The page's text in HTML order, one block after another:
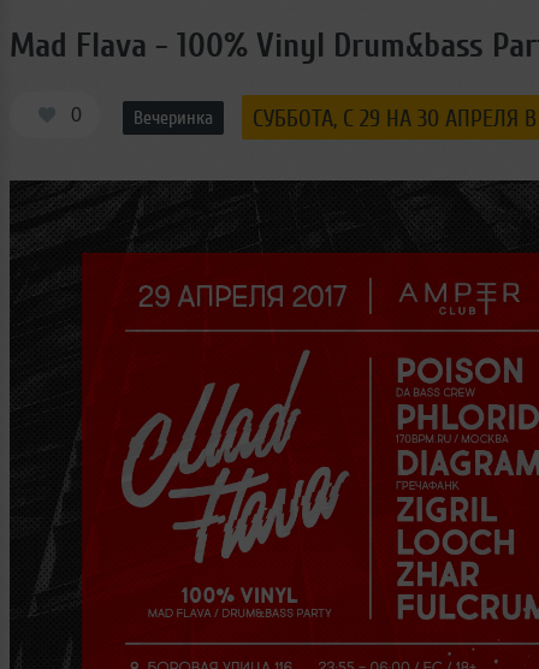
Mad Flava - 100% Vinyl Drum&bass
0 Вечеринка СУББОТА, C 29 НА 30 АПРЕЛЯ